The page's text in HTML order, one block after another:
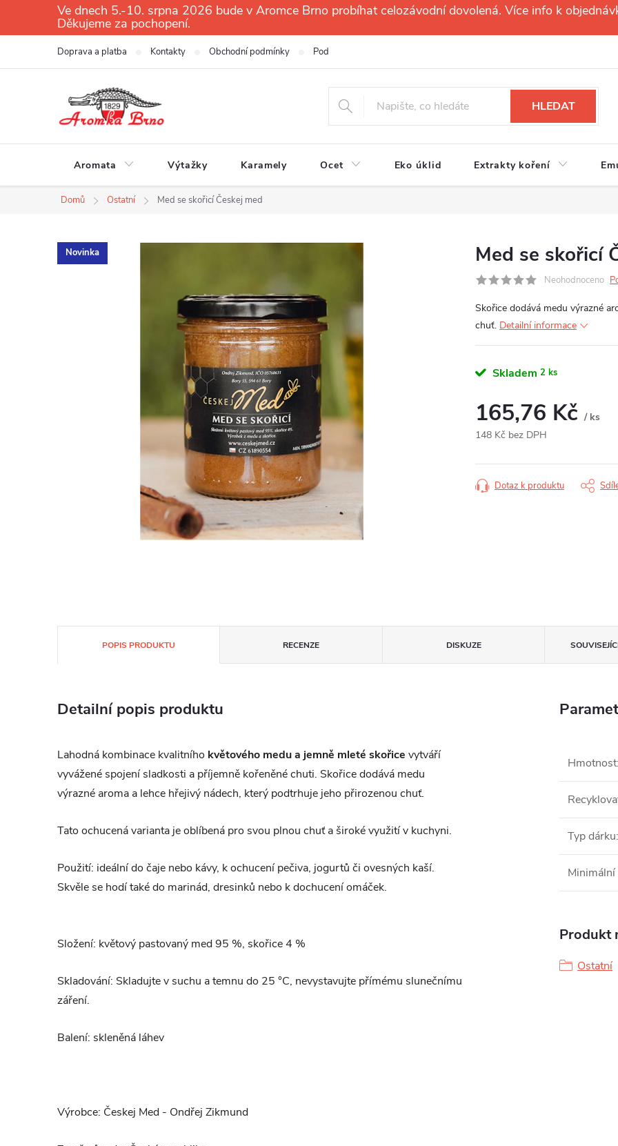
Ve dnech 5.-10. srpna 2026 bude v Aromce Brno probíhat celozávodní dovolená. Více info k
Děkujeme za pochopení.
Doprava a platba Kontakty Obchodní podmínky Podmínky ochrany osobních údajů
HLEDAT
Aromata Výtažky Karamely Ocet Eko úklid Extrakty koření
Domů Ostatní Med se skořicí Českej med
Novinka Med se skořicí
Neohodnoceno
Skořice dodává medu výrazné
chuť. Detailní informace
Skladem 2 ks
165,76 Kč / ks
148 Kč bez DPH
cena:
Dotaz k produktu
POPIS PRODUKTU RECENZE DISKUZE
Detailní popis produktu
Lahodná kombinace kvalitního květového medu a jemně mleté skořice vytváří
vyvážené spojení sladkosti a příjemně kořeněné chuti. Skořice dodává medu
výrazné aroma a lehce hřejivý nádech, který podtrhuje jeho přirozenou chuť.
Tato ochucená varianta je oblíbená pro svou plnou chuť a široké využití v kuchyni.
Použití: ideální do čaje nebo kávy, k ochucení pečiva, jogurtů či ovesných kaší.
Skvěle se hodí také do marinád, dresinků nebo k dochucení omáček.
Složení: květový pastovaný med 95 %, skořice 4 %
Skladování: Skladujte v suchu a temnu do 25 °C, nevystavujte přímému slunečnímu
záření.
Balení: skleněná láhev
Výrobce: Českej Med - Ondřej Zikmund
Hmotnost:
Typ dárku:
Produkt
Ostatní